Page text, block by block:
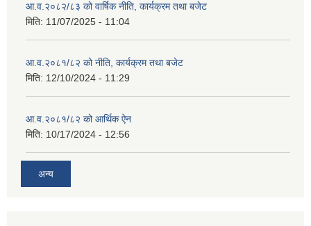
आ.व.२०८२/८३ को वार्षिक नीति, कार्यक्रम तथा बजेट
मिति: 11/07/2025 - 11:04
आ.व.२०८१/८२ को नीति, कार्यक्रम तथा बजेट
मिति: 12/10/2024 - 11:29
आ.व.२०८१/८२ को आर्थिक ऐन
मिति: 10/17/2024 - 12:56
अन्य